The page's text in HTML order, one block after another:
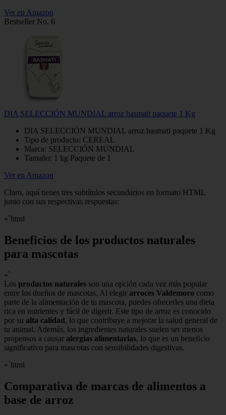
Ver en Amazon
Bestseller No. 6
DIA SELECCIÓN MUNDIAL arroz basmati paquete 1 Kg
DIA SELECCIÓN MUNDIAL arroz basmati paquete 1 Kg
Tipo de producto: CEREAL
Marca: SELECCIÓN MUNDIAL
Tamaño: 1 kg Paquete de 1
Ver en Amazon
Claro, aquí tienes tres subtítulos secundarios en formato HTML
junto con sus respectivas respuestas:
«`html
Beneficios de los productos naturales
para mascotas
«`
Los productos naturales son una opción cada vez más popular
entre los dueños de mascotas. Al elegir arroces Valdemoro como
parte de la alimentación de tu mascota, puedes ofrecerles una dieta
rica en nutrientes y fácil de digerir. Este tipo de arroz es conocido
por su alta calidad, lo que contribuye a mejorar la salud general de
tu animal. Además, los ingredientes naturales suelen ser menos
propensos a causar alergias alimentarias, lo que es un beneficio
significativo para mascotas con sensibilidades digestivas.
«`html
Comparativa de marcas de alimentos a
base de arroz